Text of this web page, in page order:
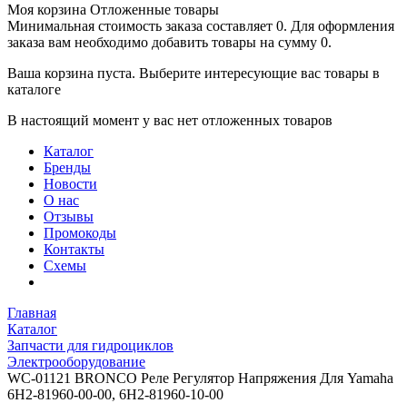
Моя корзина Отложенные товары
Минимальная стоимость заказа составляет 0. Для оформления
заказа вам необходимо добавить товары на сумму 0.
Ваша корзина пуста. Выберите интересующие вас товары в
каталоге
В настоящий момент у вас нет отложенных товаров
Каталог
Бренды
Новости
О нас
Отзывы
Промокоды
Контакты
Схемы
Главная
Каталог
Запчасти для гидроциклов
Электрооборудование
WC-01121 BRONCO Реле Регулятор Напряжения Для Yamaha
6H2-81960-00-00, 6H2-81960-10-00